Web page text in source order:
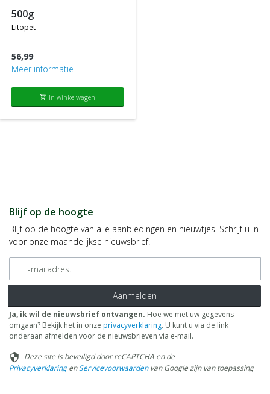
500g
litopet
56,99
Meer informatie
shopping_cart In winkelwagen
Blijf op de hoogte
Blijf op de hoogte van alle aanbiedingen en nieuwtjes. Schrijf u in
voor onze maandelijkse nieuwsbrief.
E-mailadres
Aanmelden
Ja, ik wil de nieuwsbrief ontvangen. Hoe we met uw gegevens
omgaan? Bekijk het in onze privacyverklaring. U kunt u via de link
onderaan afmelden voor de nieuwsbrieven via e-mail.
security Deze site is beveiligd door reCAPTCHA en de
PrivacyverklaringenServicevoorwaardenvan Google zijn van toepassing